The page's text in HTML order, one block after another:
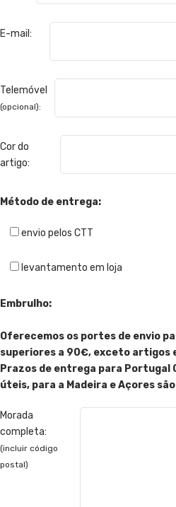
E-mail:
Telemóvel
(opcional):
Cor do
artigo:
Método de entrega:
envio pelos CTT
levantamento em loja
Embrulho:
Oferecemos os portes de envio
superiores a 90€, exceto artigos
Prazos de entrega para Portugal
úteis, para a Madeira e Açores
Morada
completa:
(incluir código
postal)